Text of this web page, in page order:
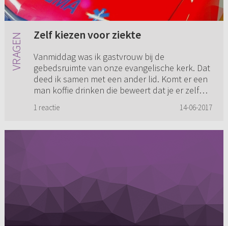
Zelf kiezen voor ziekte
Vanmiddag was ik gastvrouw bij de
gebedsruimte van onze evangelische kerk. Dat
deed ik samen met een ander lid. Komt er een
man koffie drinken die beweert dat je er zelf
1 reactie 14-06-2017